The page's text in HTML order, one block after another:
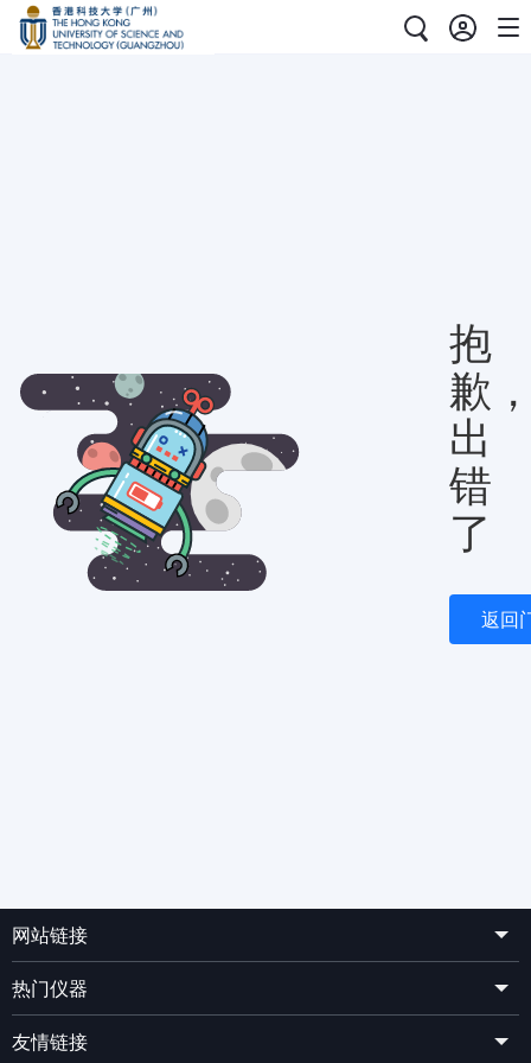
抱
歉
出
错
了
返回
网站链接
热门仪器
友情链接